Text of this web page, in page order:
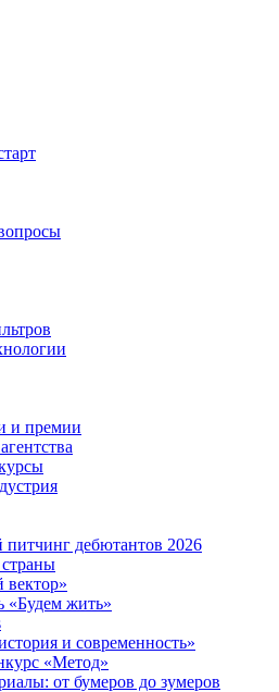
и премии
питчинг дебютантов 2026
«Будем жить»
и современность»
«Метод»
от бумеров до зумеров